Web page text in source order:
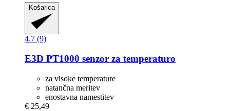
Košarica
4.7 (9)
E3D PT1000 senzor za temperaturo
za visoke temperature
natančna meritev
enostavna namestitev
€ 25,49